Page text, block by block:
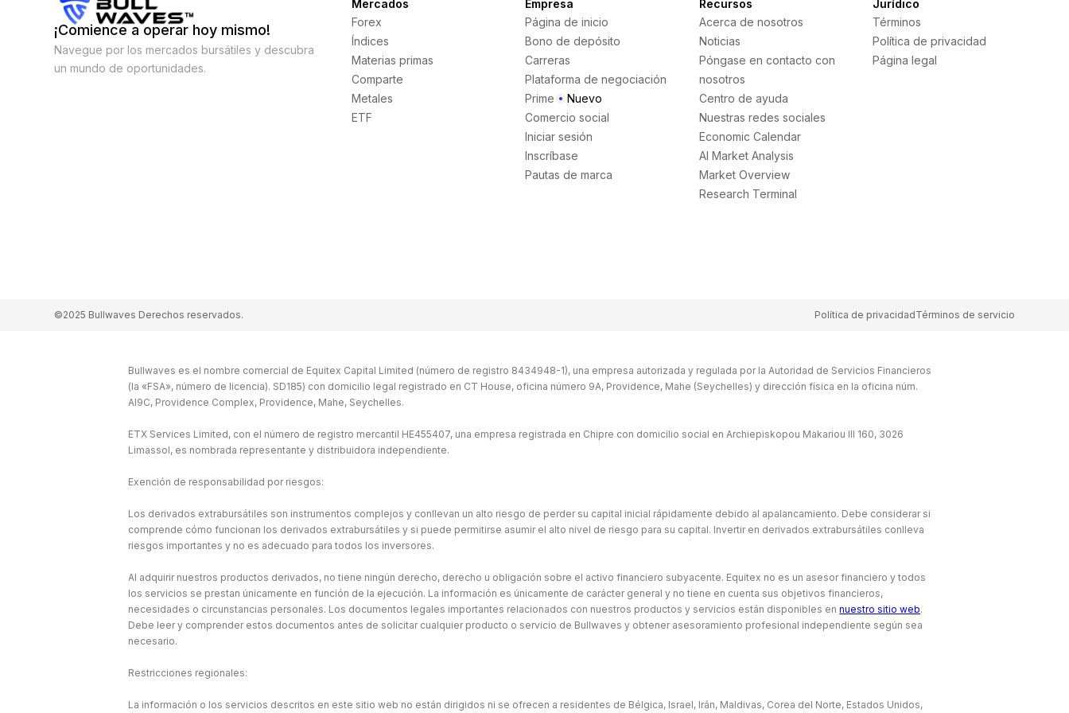
¡Comience a operar hoy mismo!
Navegue por los mercados bursátiles y descubra
un mundo de oportunidades.
Mercados
Forex
Índices
Materias primas
Comparte
Metales
ETF
Empresa
Página de inicio
Bono de depósito
Carreras
Plataforma de negociación
Prime
Nuevo
Comercio social
Iniciar sesión
Inscríbase
Pautas de marca
Recursos
Acerca de nosotros
Noticias
Póngase en contacto con
nosotros
Centro de ayuda
Nuestras redes sociales
Economic Calendar
AI Market Analysis
Market Overview
Research Terminal
Jurídico
Términos
Política de privacidad
Página legal
©2025 Bullwaves Derechos reservados. Política de privacidadTérminos de servicio
Bullwaves es el nombre comercial de Equitex Capital Limited (número de registro 8434948-1), una empresa autorizada y regulada por la Autoridad de Servicios Financieros
(la «FSA», número de licencia). SD185) con domicilio legal registrado en CT House, oficina número 9A, Providence, Mahe (Seychelles) y dirección física en la oficina núm.
Al9C, Providence Complex, Providence, Mahe, Seychelles.
ETX Services Limited, con el número de registro mercantil HE455407, una empresa registrada en Chipre con domicilio social en Archiepiskopou Makariou lll 160, 3026
Limassol, es nombrada representante y distribuidora independiente.
Exención de responsabilidad por riesgos:
Los derivados extrabursátiles son instrumentos complejos y conllevan un alto riesgo de perder su capital inicial rápidamente debido al apalancamiento. Debe considerar si
comprende cómo funcionan los derivados extrabursátiles y si puede permitirse asumir el alto nivel de riesgo para su capital. Invertir en derivados extrabursátiles conlleva
riesgos importantes y no es adecuado para todos los inversores.
Al adquirir nuestros productos derivados, no tiene ningún derecho, derecho u obligación sobre el activo financiero subyacente. Equitex no es un asesor financiero y todos
los servicios se prestan únicamente en función de la ejecución. La información es únicamente de carácter general y no tiene en cuenta sus objetivos financieros,
necesidades o circunstancias personales. Los documentos legales importantes relacionados con nuestros productos y servicios están disponibles ennuestro sitio web.
Debe leer y comprender estos documentos antes de solicitar cualquier producto o servicio de Bullwaves y obtener asesoramiento profesional independiente según sea
necesario.
Restricciones regionales:
La información o los servicios descritos en este sitio web no están dirigidos ni se ofrecen a residentes de Bélgica, Israel, Irán, Maldivas, Corea del Norte, Estados Unidos,